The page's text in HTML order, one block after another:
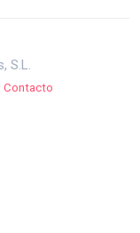
S.L.
Contacto